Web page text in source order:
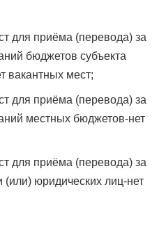
для приёма (перевода) за
бюджетов субъекта
вакантных мест;
для приёма (перевода) за
местных бюджетов-нет
для приёма (перевода) за
(или) юридических лиц-нет